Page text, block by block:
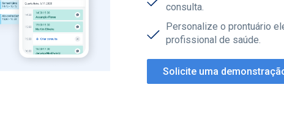
consulta.
Personalize o prontuário
profissional de saúde.
Solicite uma